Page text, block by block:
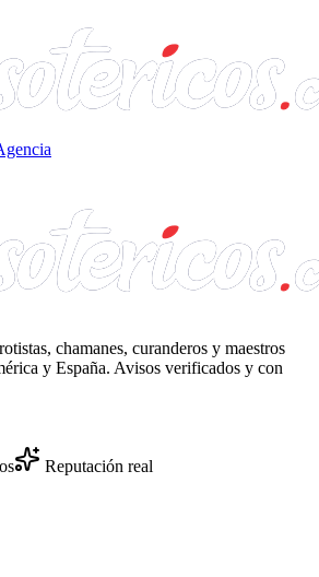
chamanes, curanderos y maestros
y España. Avisos verificados y con
Reputación real